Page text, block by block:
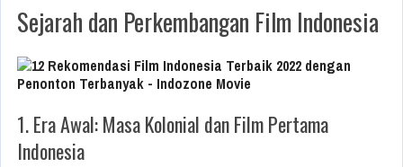
Sejarah dan Perkembangan Film Indonesia
1. Era Awal: Masa Kolonial dan Film Pertama
Indonesia